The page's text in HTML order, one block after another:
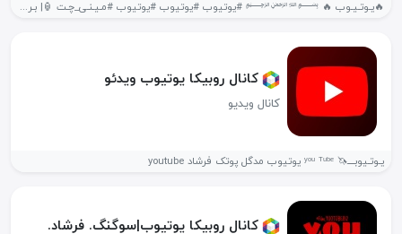
🔥یـوتـیـوب 🔥 ﷽ #یوتیوب #یوتیوب #یوتیوب #مـیـنـی_چـت 🏮| بـروزتـریـن رسـانـه یـوتـیـوب فـارســـے...
کانال روبیکا یوتیوب ویدئو
کانال ویدیو
یـوتـیوبــــ🦄 ʸᵒᵘ ᵀᵘᵇᵉ یوتیوب مدگل پوتک فرشاد youtube
کانال روبیکا یوتیوب|سوگنگ. فرشاد.